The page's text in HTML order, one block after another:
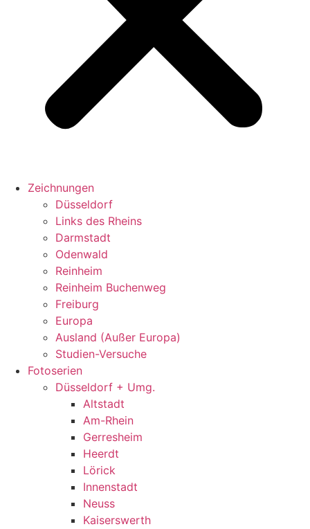
Zeichnungen
Düsseldorf
Links des Rheins
Darmstadt
Odenwald
Reinheim
Reinheim Buchenweg
Freiburg
Europa
Ausland (Außer Europa)
Studien-Versuche
Fotoserien
Düsseldorf + Umg.
Altstadt
Am-Rhein
Gerresheim
Heerdt
Lörick
Innenstadt
Neuss
Kaiserswerth